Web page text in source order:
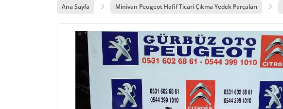
Ana Sayfa Minivan Peugeot Hafif Ticari Çıkma Yedek Parçaları